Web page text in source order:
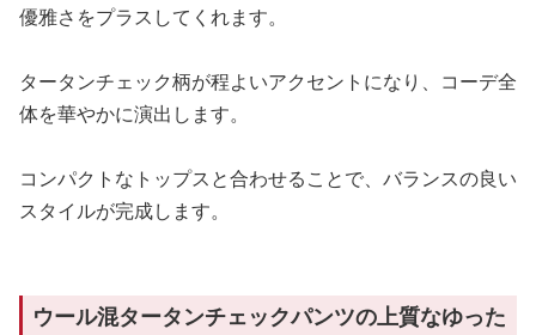
優雅さをプラスしてくれます。
タータンチェック柄が程よいアクセントになり、コーデ全
体を華やかに演出します。
コンパクトなトップスと合わせることで、バランスの良い
スタイルが完成します。
ウール混タータンチェックパンツの上質なゆった